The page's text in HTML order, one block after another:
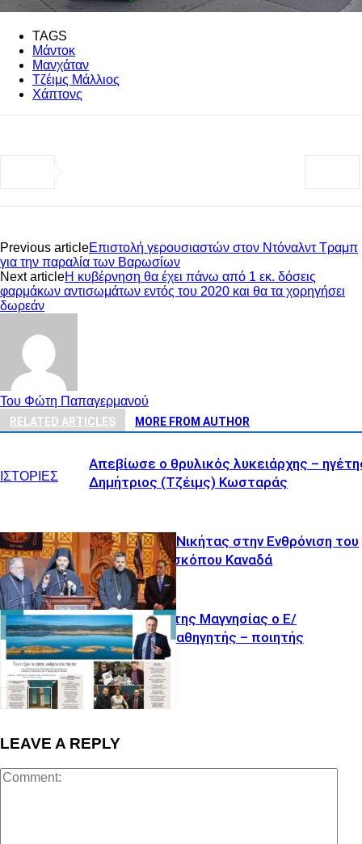
TAGS
Μάντοκ
Μανχάταν
Τζέιμς Μάλλιος
Χάπτονς
Previous articleΕπιστολή γερουσιαστών στον Ντόναλντ Τραμπ
για την παραλία των Βαρωσίων
Next articleΗ κυβέρνηση θα έχει πάνω από 1 εκ. δόσεις
φαρμάκων αντισωμάτων εντός του 2020 και θα τα χορηγήσει
δωρεάν
Του Φώτη Παπαγερμανού
RELATED ARTICLES MORE FROM AUTHOR
ΙΣΤΟΡΙΕΣ
Απεβίωσε ο θρυλικός λυκειάρχης –
Δημήτριος (Τζέιμς) Κωσταράς
ΟΜΟΓΕΝΕΙΑ
O Θυατείρων Νικήτας στην Ενθρόνιση του
νέου Αρχιεπισκόπου Καναδά
ΟΜΟΓΕΝΕΙΑ
Πρεσβευτής της Μαγνησίας ο Ε/
Αμερικανός καθηγητής – ποιητής
LEAVE A REPLY